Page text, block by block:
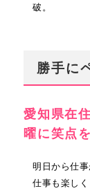
破。
勝手に
愛知県在
曜に笑点
明日から仕
仕事も楽し